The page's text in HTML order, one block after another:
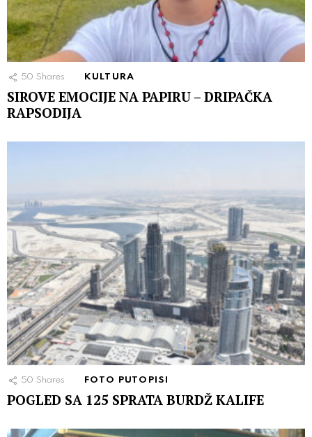
50 Shares KULTURA
SIROVE EMOCIJE NA PAPIRU – DRIPAČKA
RAPSODIJA
50 Shares FOTO PUTOPISI
POGLED SA 125 SPRATA BURDŽ KALIFE